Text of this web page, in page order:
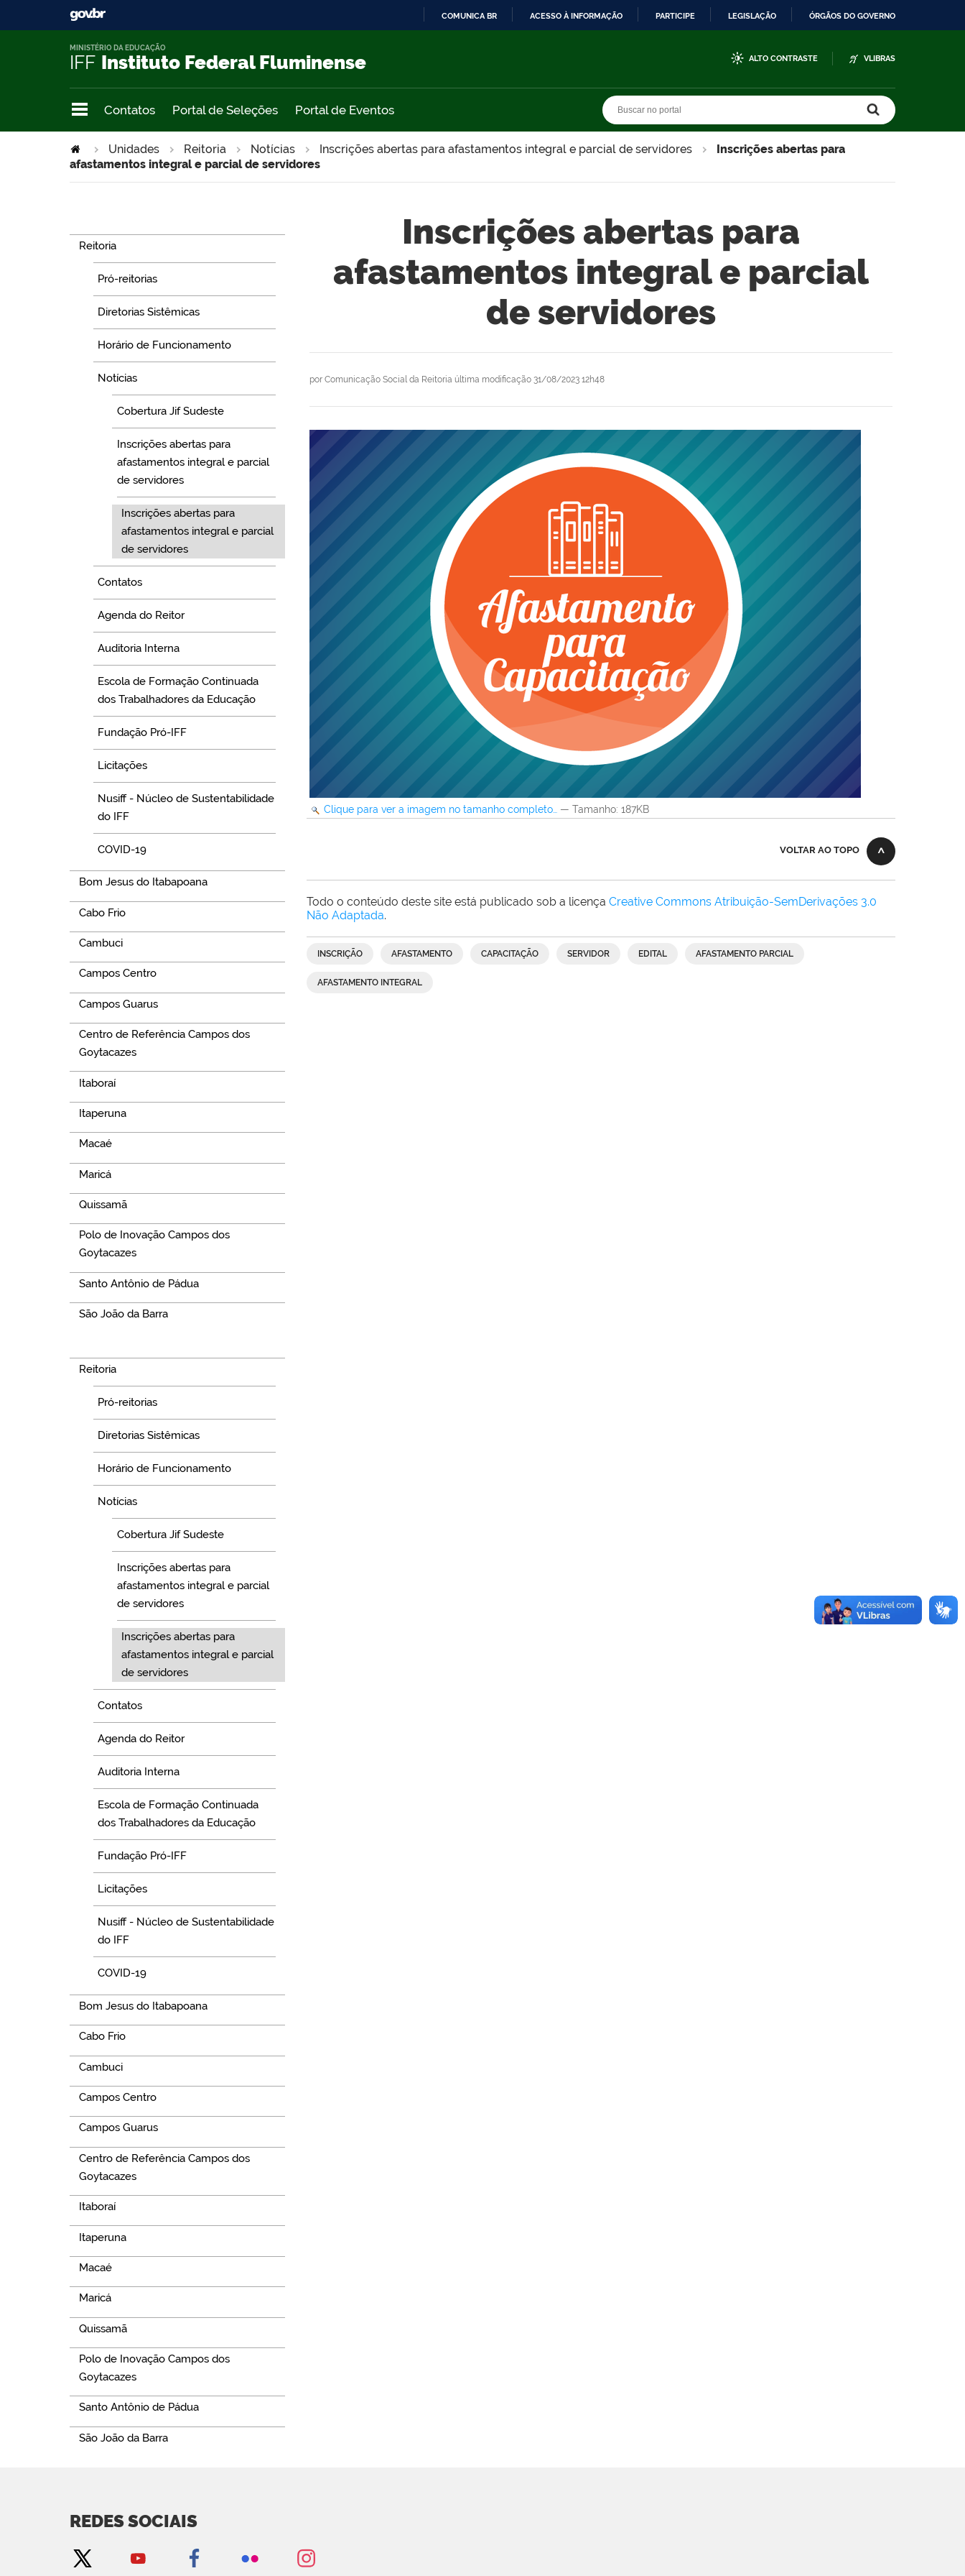
COMUNICA BR ACESSO À INFORMAÇÃO PARTICIPE LEGISLAÇÃO ÓRGÃOS DO GOVERNO
IFF Instituto Federal Fluminense
MINISTÉRIO DA EDUCAÇÃO
ALTO CONTRASTE VLIBRAS
Contatos Portal de Seleções Portal de Eventos
Unidades Reitoria Notícias Inscrições abertas para afastamentos integral e parcial de servidores
Inscrições abertas para
afastamentos integral e parcial de servidores
Reitoria
Pró-reitorias
Diretorias Sistêmicas
Horário de Funcionamento
Notícias
Cobertura Jif Sudeste
Inscrições abertas para
afastamentos integral e parcial
de servidores
Inscrições abertas para
afastamentos integral e parcial
de servidores
Contatos
Agenda do Reitor
Auditoria Interna
Escola de Formação Continuada
dos Trabalhadores da Educação
Fundação Pró-IFF
Licitações
Nusiff - Núcleo de Sustentabilidade
do IFF
COVID-19
Bom Jesus do Itabapoana
Cabo Frio
Cambuci
Campos Centro
Campos Guarus
Centro de Referência Campos dos
Goytacazes
Itaboraí
Itaperuna
Macaé
Maricá
Quissamã
Polo de Inovação Campos dos
Goytacazes
Santo Antônio de Pádua
São João da Barra
Reitoria
Pró-reitorias
Diretorias Sistêmicas
Horário de Funcionamento
Notícias
Cobertura Jif Sudeste
Inscrições abertas para
afastamentos integral e parcial
de servidores
Inscrições abertas para
afastamentos integral e parcial
de servidores
Contatos
Agenda do Reitor
Auditoria Interna
Escola de Formação Continuada
dos Trabalhadores da Educação
Fundação Pró-IFF
Licitações
Nusiff - Núcleo de Sustentabilidade
do IFF
COVID-19
Bom Jesus do Itabapoana
Cabo Frio
Cambuci
Campos Centro
Campos Guarus
Centro de Referência Campos dos
Goytacazes
Itaboraí
Itaperuna
Macaé
Maricá
Quissamã
Polo de Inovação Campos dos
Goytacazes
Santo Antônio de Pádua
São João da Barra
Inscrições abertas para
afastamentos integral e parcial
de servidores
por Comunicação Social da Reitoria última modificação 31/08/2023 12h48
Clique para ver a imagem no tamanho completo… — Tamanho: 187KB
VOLTAR AO TOPO
Todo o conteúdo deste site está publicado sob a licença Creative Commons Atribuição-SemDerivações 3.0
Não Adaptada.
INSCRIÇÃO AFASTAMENTO CAPACITAÇÃO SERVIDOR EDITAL AFASTAMENTO PARCIAL
AFASTAMENTO INTEGRAL
REDES SOCIAIS